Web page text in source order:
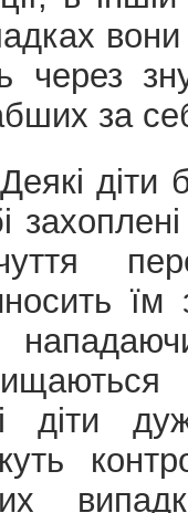
через
за
Деякі діти
їм
діти